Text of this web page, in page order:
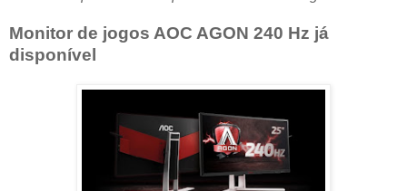
Monitor de jogos AOC AGON 240 Hz já
disponível